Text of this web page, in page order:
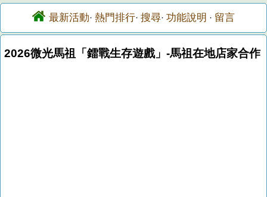
最新活動· 熱門排行· 搜尋· 功能說明 · 留言
2026微光馬祖「鐳戰生存遊戲」-馬祖在地店家合作